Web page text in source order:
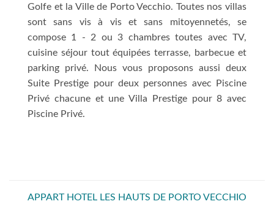
Golfe et la Ville de Porto Vecchio. Toutes nos villas
sont sans vis à vis et sans mitoyennetés, se
compose 1 - 2 ou 3 chambres toutes avec TV,
cuisine séjour tout équipées terrasse, barbecue et
parking privé. Nous vous proposons aussi deux
Suite Prestige pour deux personnes avec Piscine
Privé chacune et une Villa Prestige pour 8 avec
Piscine Privé.
APPART HOTEL LES HAUTS DE PORTO VECCHIO